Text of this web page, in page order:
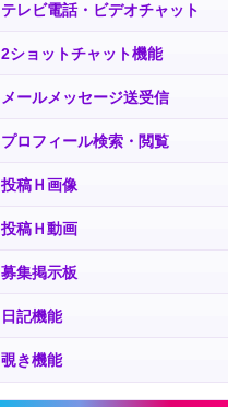
テレビ電話・ビデオチャット
2ショットチャット機能
メールメッセージ送受信
プロフィール検索・閲覧
投稿Ｈ画像
投稿Ｈ動画
募集掲示板
日記機能
覗き機能